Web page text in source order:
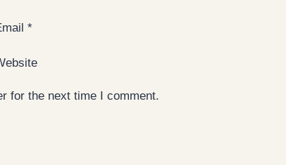
*
for the next time I comment.